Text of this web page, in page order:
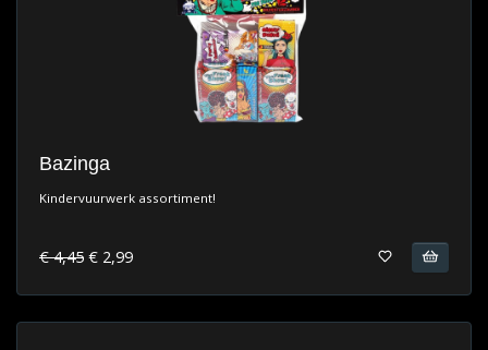
Bazinga
Kindervuurwerk assortiment!
€ 4,45 € 2,99